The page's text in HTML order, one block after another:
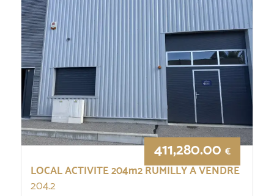
LOCAL ACTIVITE 204m2 RUMILLY A VENDRE
411,280.00€
204.2